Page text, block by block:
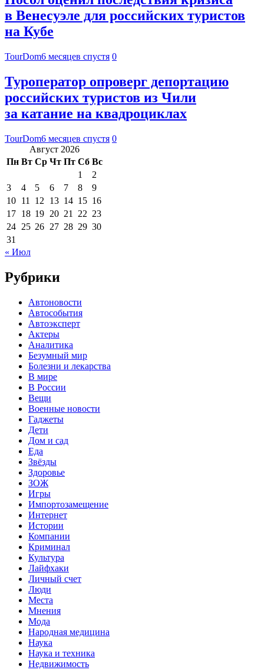
в Венесуэле для российских туристов
на Кубе
TourDom6 месяцев спустя 0
Туроператор опроверг депортацию
российских туристов из Чили
за катание на квадроциклах
TourDom6 месяцев спустя 0
Август 2026
Пн Вт Ср Чт Пт Сб Вс
1
2
3
4 5 6 7 8
9
10 11 12 13 14 15 16
17 18 19 20 21 22 23
24 25 26 27 28 29 30
31
« Июл
Рубрики
Автоновости
Автособытия
Автоэксперт
Актеры
Аналитика
Безумный мир
Болезни и лекарства
В мире
В России
Вещи
Военные новости
Гаджеты
Дети
Дом и сад
Еда
Звёзды
Здоровье
ЗОЖ
Игры
Импортозамещение
Интернет
Истории
Компании
Криминал
Культура
Лайфхаки
Личный счет
Люди
Места
Мнения
Мода
Народная медицина
Наука
Наука и техника
Недвижимость